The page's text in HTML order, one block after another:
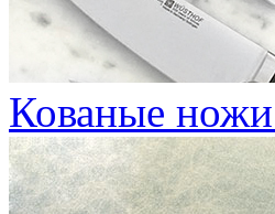
Кованые